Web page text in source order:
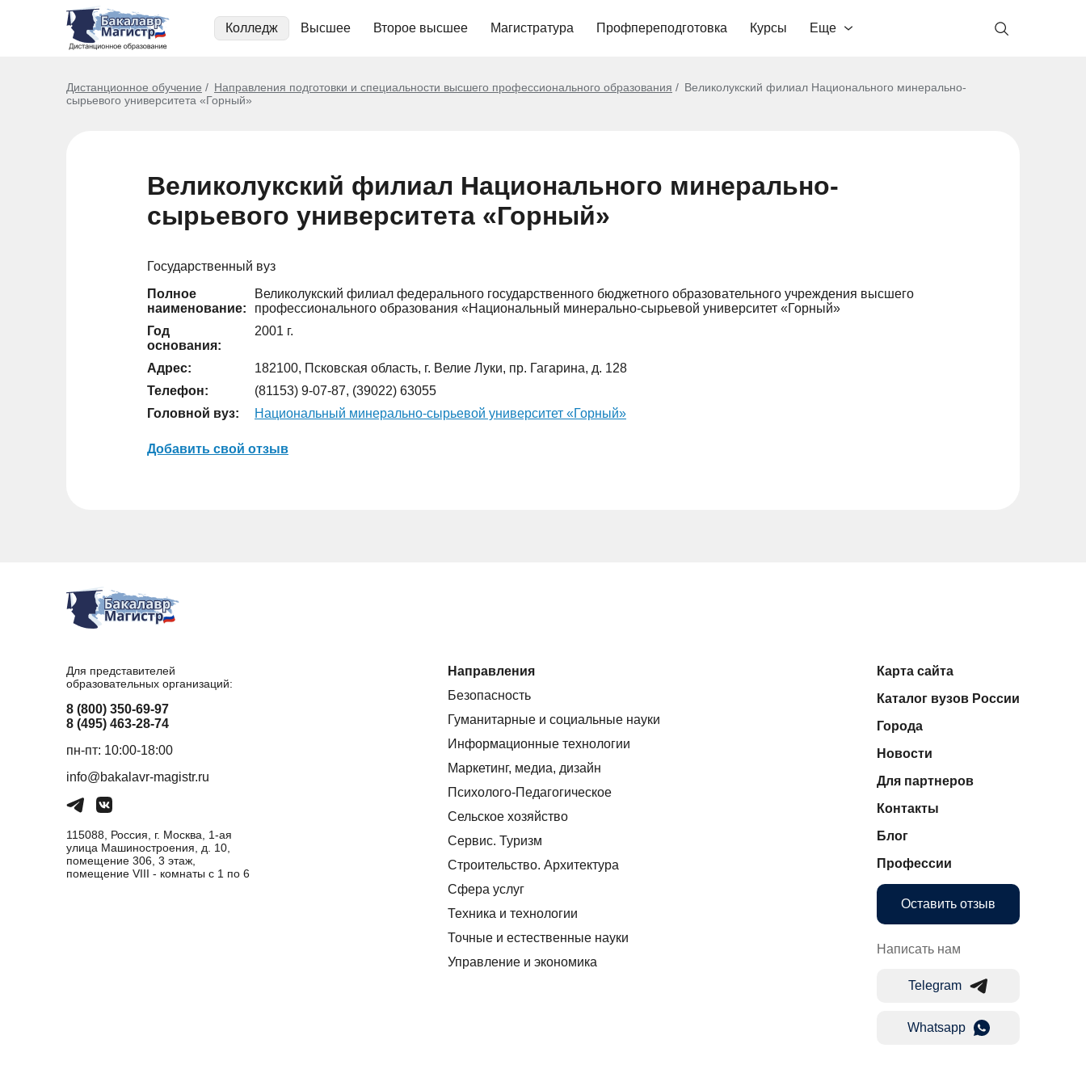
Колледж Высшее Второе высшее Магистратура Профпереподготовка Курсы Еще
Дистанционное обучение Направления подготовки и специальности высшего профессионального образования
Великолукский филиал Национального минерально-
сырьевого университета «Горный»
Великолукский филиал Национального минерально-
сырьевого университета «Горный»
Государственный вуз
Полное
наименование:
Великолукский филиал федерального государственного бюджетного образовательного учреждения высшего
профессионального образования «Национальный минерально-сырьевой университет «Горный»
Год
основания:
2001 г.
Адрес:
182100, Псковская область, г. Велие Луки, пр. Гагарина, д. 128
Телефон:
(81153) 9-07-87, (39022) 63055
Головной вуз:
Национальный минерально-сырьевой университет «Горный»
Добавить свой отзыв
Для представителей
образовательных организаций:
8 (800) 350-69-97
8 (495) 463-28-74
пн-пт: 10:00-18:00
info@bakalavr-magistr.ru
115088, Россия, г. Москва, 1-ая
улица Машиностроения, д. 10,
помещение 306, 3 этаж,
помещение VIII - комнаты с 1 по 6
Направления
Безопасность
Гуманитарные и социальные науки
Информационные технологии
Маркетинг, медиа, дизайн
Психолого-Педагогическое
Сельское хозяйство
Сервис. Туризм
Строительство. Архитектура
Сфера услуг
Техника и технологии
Точные и естественные науки
Управление и экономика
Карта сайта
Каталог вузов России
Города
Новости
Для партнеров
Контакты
Блог
Профессии
Оставить отзыв
Написать нам
Telegram
Whatsapp